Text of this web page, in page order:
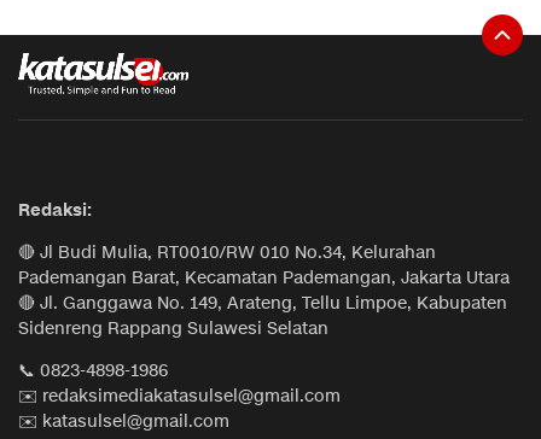
Redaksi:
🔴 Jl Budi Mulia, RT0010/RW 010 No.34, Kelurahan
Pademangan Barat, Kecamatan Pademangan, Jakarta Utara
🔴 Jl. Ganggawa No. 149, Arateng, Tellu Limpoe, Kabupaten
Sidenreng Rappang Sulawesi Selatan
📞 0823-4898-1986
✉️ redaksimediakatasulsel@gmail.com
✉️ katasulsel@gmail.com